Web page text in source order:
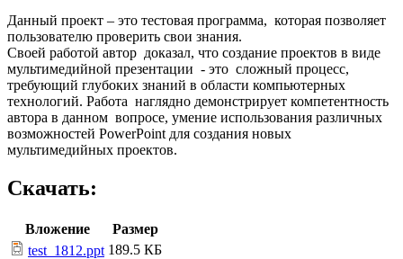
Данный проект – это тестовая программа, которая позволяет
пользователю проверить свои знания.
Своей работой автор доказал, что создание проектов в виде
мультимедийной презентации - это сложный процесс,
требующий глубоких знаний в области компьютерных
технологий. Работа наглядно демонстрирует компетентность
автора в данном вопросе, умение использования различных
возможностей PowerPoint для создания новых
мультимедийных проектов.
Скачать:
Вложение
Размер
test_1812.ppt 189.5 КБ